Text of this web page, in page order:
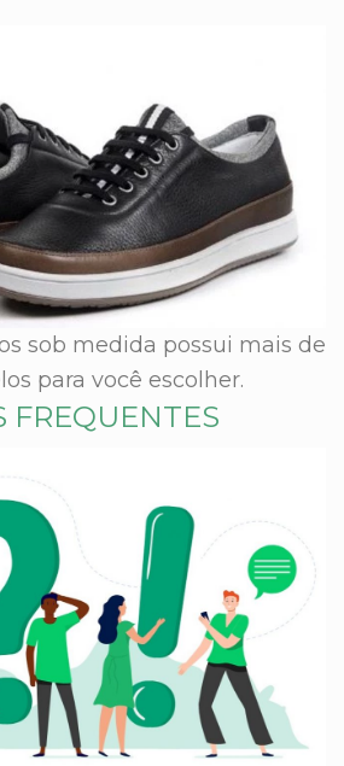
sob medida possui mais de
para você escolher.
FREQUENTES